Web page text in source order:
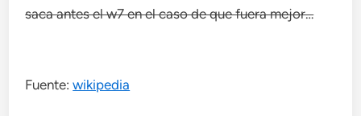
saca antes el w7 en el caso de que fuera mejor…
Fuente:wikipedia